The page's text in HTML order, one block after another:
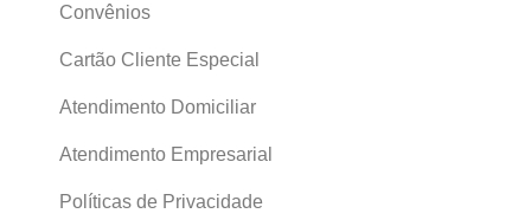
Convênios
Cartão Cliente Especial
Atendimento Domiciliar
Atendimento Empresarial
Políticas de Privacidade